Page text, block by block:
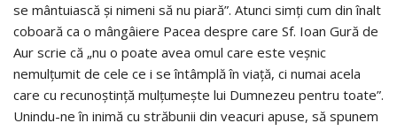
se mântuiască şi nimeni să nu piară”. Atunci simţi cum din înalt
coboară ca o mângâiere Pacea despre care Sf. Ioan Gură de
Aur scrie că „nu o poate avea omul care este veşnic
nemulţumit de cele ce i se întâmplă în viaţă, ci numai acela
care cu recunoştinţă mulţumeşte lui Dumnezeu pentru toate”.
Unindu-ne în inimă cu străbunii din veacuri apuse, să spunem